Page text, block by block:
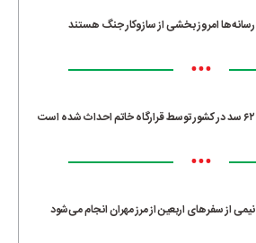
رسانه‌ها امروز بخشی از سازوکار جنگ هستند
•••
۶۲ سد در کشور توسط قرارگاه خاتم احداث شده است
•••
نیمی از سفرهای اربعین از مرز مهران انجام می‌شود